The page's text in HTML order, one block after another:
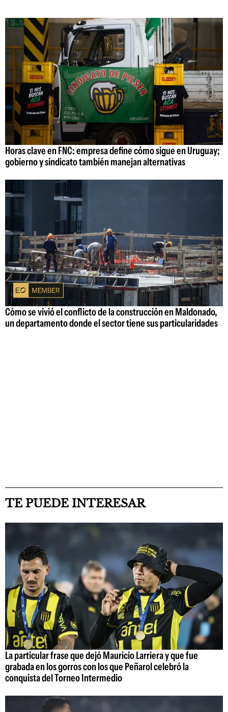
Horas clave en FNC: empresa define cómo sigue en Uruguay;
gobierno y sindicato también manejan alternativas
Cómo se vivió el conflicto de la construcción en Maldonado,
un departamento donde el sector tiene sus particularidades
TE PUEDE INTERESAR
La particular frase que dejó Mauricio Larriera y que fue
grabada en los gorros con los que Peñarol celebró la
conquista del Torneo Intermedio